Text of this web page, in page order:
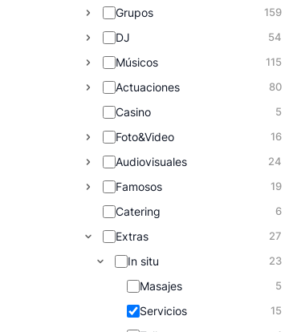
Grupos 159
DJ 54
Músicos 115
Actuaciones 80
Casino 5
Foto&Video 16
Audiovisuales 24
Famosos 19
Catering 6
Extras 27
In situ 23
Masajes 5
Servicios 15